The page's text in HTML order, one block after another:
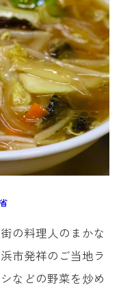
の料理人のまかな
市発祥のご当地ラ
などの野菜を炒め